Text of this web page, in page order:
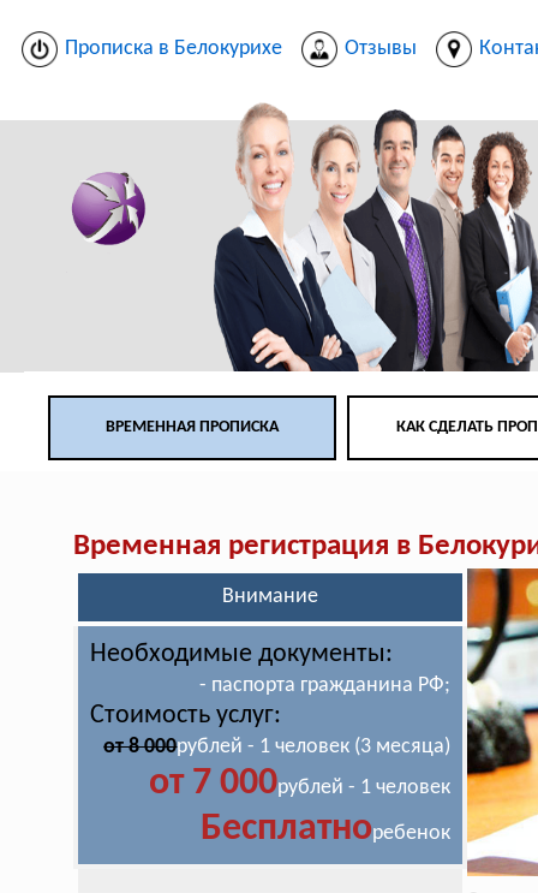
Прописка в Белокурихе Отзывы
ВРЕМЕННАЯ ПРОПИСКА КАК СДЕЛАТЬ
Временная регистрация в
Внимание
Необходимые документы:
- паспорта гражданина РФ;
Стоимость услуг:
от 8 000рублей - 1 человек (3 месяца)
от 7 000рублей - 1 человек
Бесплатноребенок